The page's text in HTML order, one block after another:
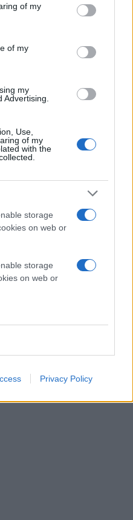
You may click to
and its third-party tags to
purposes in below Google
of my
of my
my
Advertising.
Use,
of my
with the
storage
on web or
storage
on web or
Privacy Policy